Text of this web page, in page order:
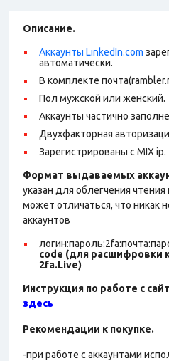
Описание.
Аккаунты LinkedIn.com
автоматически.
В комплекте
Пол мужской или женский.
Аккаунты частично
Двухфакторная
Зарегистрированы с MIX ip.
Формат выдаваемых
указан для облегчения
может отличаться, что никак
аккаунтов
code (для расшифровки
2fa.Live)
Инструкция по работе с
здесь
Рекомендации к покупке.
-при работе с аккаунтами